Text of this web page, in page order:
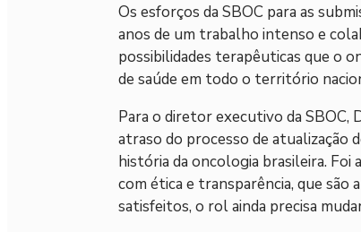
Os esforços da SBOC para as
anos de um trabalho intenso e
possibilidades terapêuticas que o
de saúde em todo o território
Para o diretor executivo da SBOC,
atraso do processo de atualização
história da oncologia brasileira. Foi
com ética e transparência, que são
satisfeitos, o rol ainda precisa